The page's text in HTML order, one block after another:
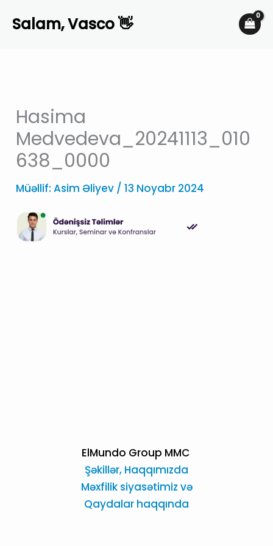
Salam, Vasco 👋
Hasima
Medvedeva_20241113_010
638_0000
Müəllif:Asim Əliyev /13 Noyabr 2024
ElMundo Group MMC
Şəkillər, Haqqımızda
Məxfilik siyasətimiz və
Qaydalar haqqında